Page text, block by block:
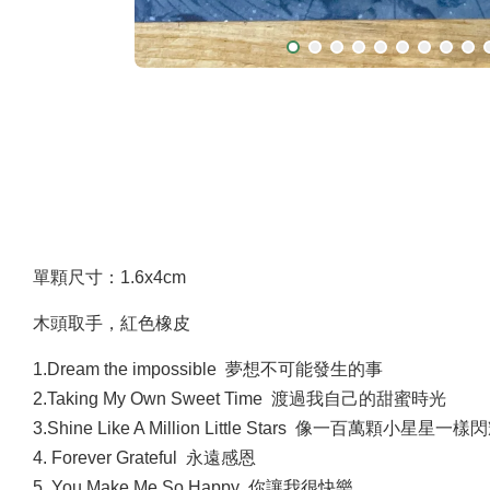
單顆尺寸：1.6x4cm
木頭取手，紅色橡皮
1.Dream the impossible 夢想不可能發生的事
2.Taking My Own Sweet Time 渡過我自己的甜蜜時光
3.Shine Like A Million Little Stars 像一百萬顆小星星一樣
4. Forever Grateful 永遠感恩